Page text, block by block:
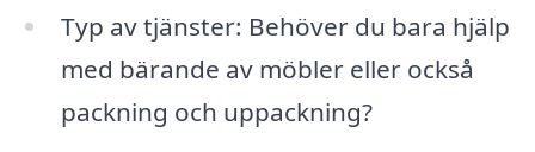
Typ av tjänster: Behöver du bara hjälp
med bärande av möbler eller också
packning och uppackning?